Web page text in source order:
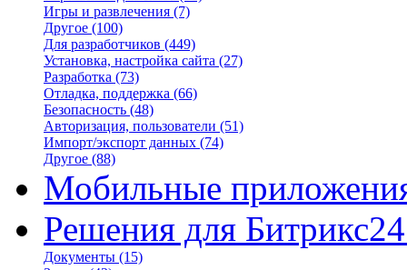
Игры и развлечения (7)
Другое (100)
Для разработчиков (449)
Установка, настройка сайта (27)
Разработка (73)
Отладка, поддержка (66)
Безопасность (48)
Авторизация, пользователи (51)
Импорт/экспорт данных (74)
Другое (88)
Мобильные
Решения для Битрикс24
Документы (15)